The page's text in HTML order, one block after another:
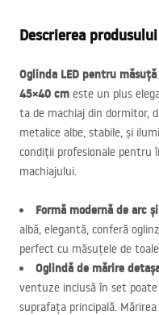
Descrierea produsului
Oglinda LED pentru
45×40 cm este un plus
ta de machiaj din dormitor,
metalice albe, stabile, și
condiții profesionale pentru
machiajului.
Formă modernă de arc
albă, elegantă, conferă
perfect cu măsuțele de
Oglindă de mărire
ventuze inclusă în set
suprafața principală.